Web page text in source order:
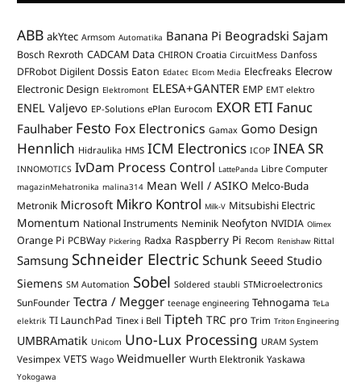
ABB akYtec Armsom Automatika Banana Pi Beogradski Sajam
Bosch Rexroth CADCAM Data CHIRON Croatia CircuitMess Danfoss
DFRobot Digilent Dossis Eaton Edatec Elcom Media Elecfreaks Elecrow
Electronic Design Elektromont ELESA+GANTER EMP EMT elektro
ENEL Valjevo EP-Solutions ePlan Eurocom EXOR ETI Fanuc
Faulhaber Festo Fox Electronics Gamax Gomo Design
Hennlich Hidraulika HMS ICM Electronics ICOP INEA SR
INNOMOTICS IvDam Process Control LattePanda Libre Computer
magazinMehatronika malina314 Mean Well / ASIKO Melco-Buda
Metronik Microsoft Mikro Kontrol Milk-V Mitsubishi Electric
Momentum National Instruments Neminik Neofyton NVIDIA Olimex
Orange Pi PCBWay Pickering Radxa Raspberry Pi Recom Renishaw Rittal
Samsung Schneider ElectricSchunk Seeed Studio
Siemens SM Automation Sobel Soldered staubli STMicroelectronics
SunFounder Tectra / Megger teenage engineering Tehnogama TeLa
elektrik TI LaunchPad Tinex i Bell Tipteh TRC pro Trim Triton Engineering
UMBRAmatik Unicom Uno-Lux Processing URAM System
Vesimpex VETS Wago Weidmueller Wurth Elektronik Yaskawa
Yokogawa